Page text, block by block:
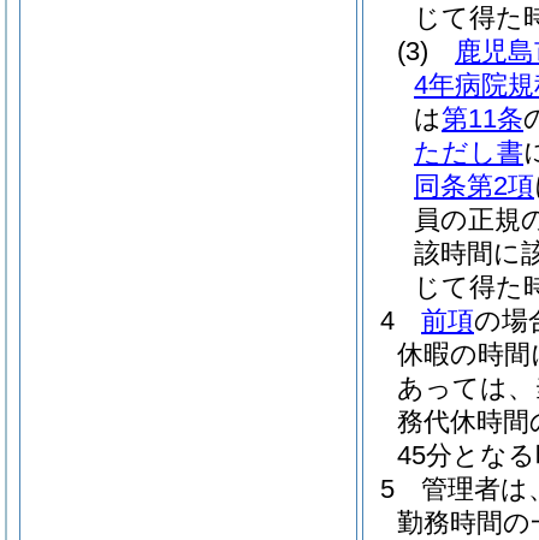
じて得た
(3)
鹿児
4年病院
は第11条
ただし書
同条第2項
員の正規
該時間に
じて得た
4
前項の場
休暇の時
あっては
務代休時間
45分とな
5
管理者は
勤務時間